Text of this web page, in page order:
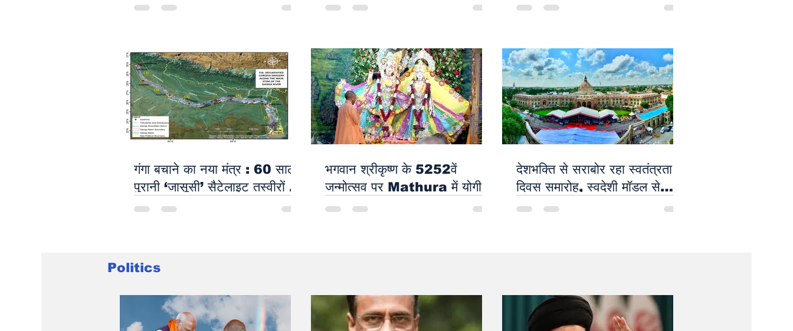
Bhagwat
बवाल, संसद भवन में भी घुसे; पुलिस
लक्षण -
गंगा बचाने का नया मंत्र : 60 साल
पुरानी ‘जासूसी’ सैटेलाइट तस्वीरों से
Namami Gange बनाएगा
भगवान श्रीकृष्ण के 5252वें
जन्मोत्सव पर Mathura में योगी
आदित्यनाथ ने की बड़ी घोषणा
देशभक्ति से सराबोर रहा स्वतंत्रता
दिवस समारोह, स्वदेशी मॉडल से
साकार होगा Viksit Bharat का
Politics